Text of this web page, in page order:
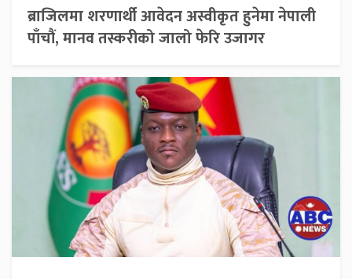
ब्राजिलमा शरणार्थी आवेदन अस्वीकृत हुनेमा नेपाली
पाँचौं, मानव तस्करीको जालो फेरि उजागर